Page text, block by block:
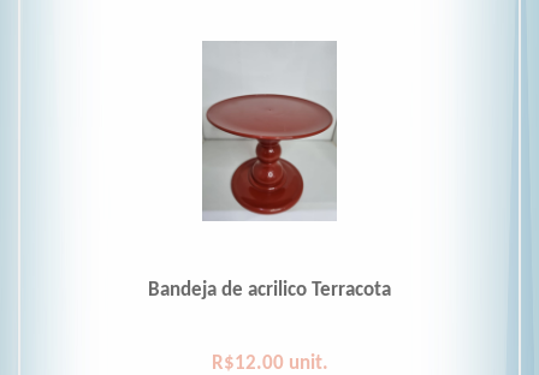
Bandeja de acrilico Terracota
R$12.00 unit.